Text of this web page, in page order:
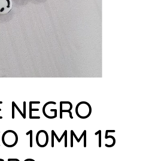
NEGRO
10MM 15